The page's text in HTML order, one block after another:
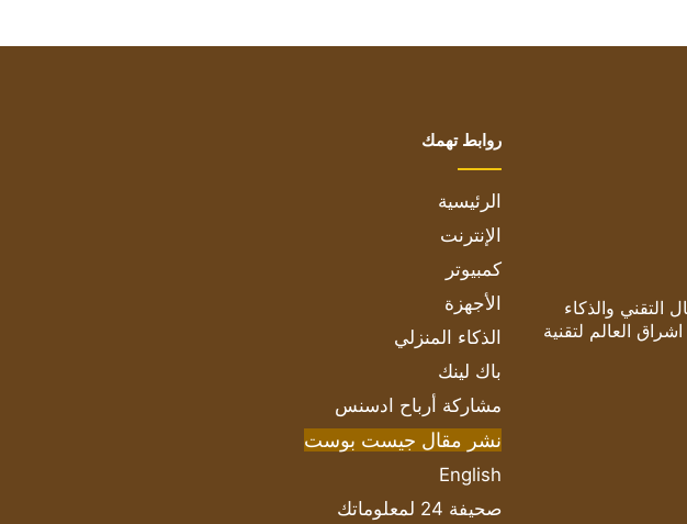
التقني والذكاء
العالم لتقنية
روابط تهمك
الرئيسية
الإنترنت
كمبيوتر
الأجهزة
الذكاء المنزلي
باك لينك
مشاركة أرباح ادسنس
نشر مقال جيست بوست
English
صحيفة 24 لمعلوماتك